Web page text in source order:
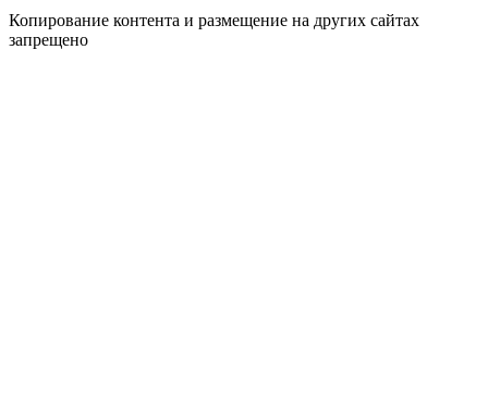
Копирование контента и размещение на других сайтах
запрещено